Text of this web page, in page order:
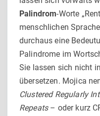
Palindrom-Worte
menschlichen
durchaus eine
Palindrome im
Sie lassen sich nicht
übersetzen. Mojica
Clustered Regularly
Repeats– oder kurz